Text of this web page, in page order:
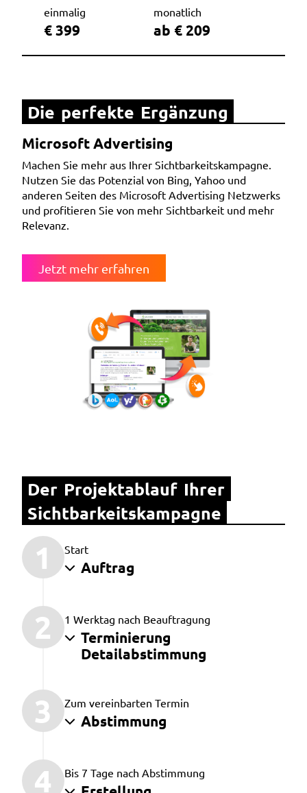
einmalig
€ 399
monatlich
ab € 209
Die perfekte Ergänzung
Microsoft Advertising
Machen Sie mehr aus Ihrer Sichtbarkeitskampagne.
Nutzen Sie das Potenzial von Bing, Yahoo und
anderen Seiten des Microsoft Advertising Netzwerks
und profitieren Sie von mehr Sichtbarkeit und mehr
Relevanz.
Jetzt mehr erfahren
Der Projektablauf Ihrer
Sichtbarkeitskampagne
1 Start
Auftrag
2 1 Werktag nach Beauftragung
Terminierung
Detailabstimmung
3 Zum vereinbarten Termin
Abstimmung
4 Bis 7 Tage nach Abstimmung